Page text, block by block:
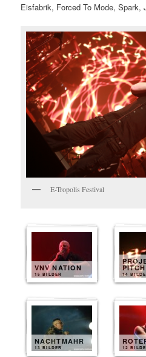
Eisfabrik, Forced To Mode, Spark,
E-Tropolis Festival
VNV NATION
15 BILDER 14
NACHTMAHR
13 BILDER 12